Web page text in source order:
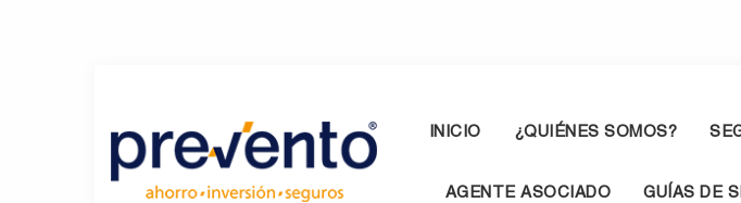
content
INICIO ¿QUIÉNES SOMOS?
AGENTE ASOCIADO GUÍAS DE